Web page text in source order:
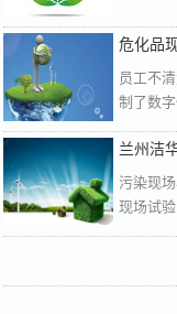
危化品
员工不
制了数字
兰州洁
污染现
现场试验